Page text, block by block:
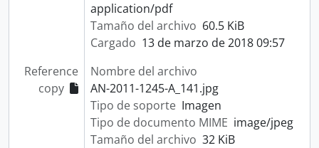
application/pdf
Tamaño del archivo 60.5 KiB
Cargado 13 de marzo de 2018 09:57
Reference
copy
Nombre del archivo
AN-2011-1245-A_141.jpg
Tipo de soporte Imagen
Tipo de documento MIME image/jpeg
Tamaño del archivo 32 KiB